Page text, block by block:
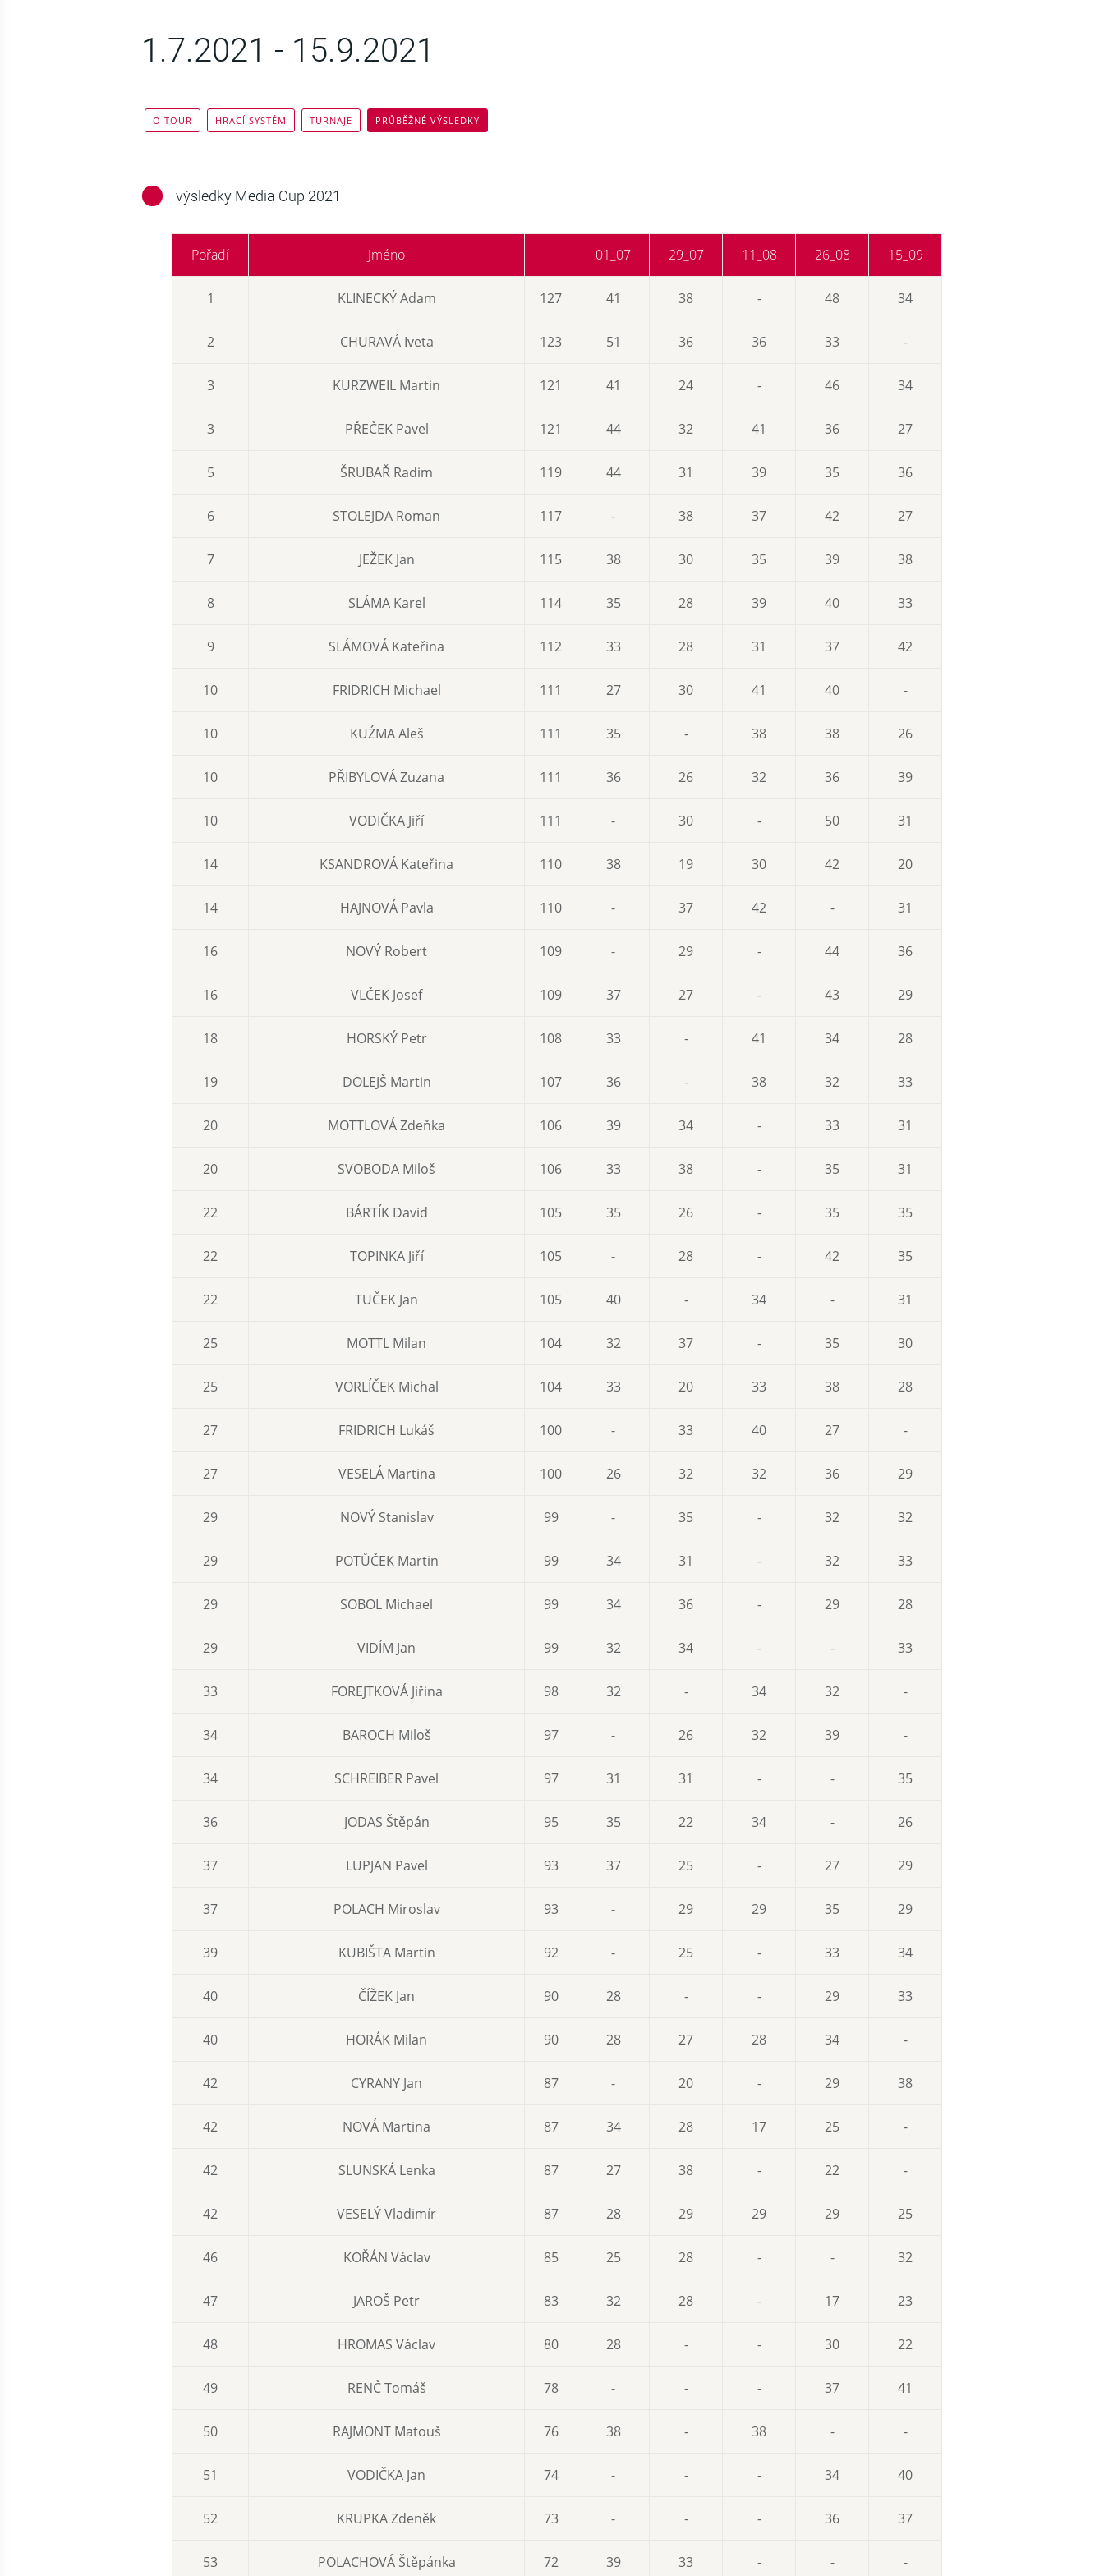
1.7.2021 - 15.9.2021
O TOUR HRACÍ SYSTÉM TURNAJE PRŮBĚŽNÉ VÝSLEDKY
výsledky Media Cup 2021
Pořadí Jméno 01_07 29_07 11_08 26_08 15_09
1 KLINECKÝ Adam 127 41 38 - 48 34
2 CHURAVÁ Iveta 123 51 36 36 33 -
3 KURZWEIL Martin 121 41 24 - 46 34
3 PŘEČEK Pavel 121 44 32 41 36 27
5 ŠRUBAŘ Radim 119 44 31 39 35 36
6 STOLEJDA Roman 117 - 38 37 42 27
7 JEŽEK Jan 115 38 30 35 39 38
8 SLÁMA Karel 114 35 28 39 40 33
9 SLÁMOVÁ Kateřina 112 33 28 31 37 42
10 FRIDRICH Michael 111 27 30 41 40 -
10 KUŹMA Aleš 111 35 - 38 38 26
10 PŘIBYLOVÁ Zuzana 111 36 26 32 36 39
10 VODIČKA Jiří 111 - 30 - 50 31
14 KSANDROVÁ Kateřina 110 38 19 30 42 20
14 HAJNOVÁ Pavla 110 - 37 42 - 31
16 NOVÝ Robert 109 - 29 - 44 36
16 VLČEK Josef 109 37 27 - 43 29
18 HORSKÝ Petr 108 33 - 41 34 28
19 DOLEJŠ Martin 107 36 - 38 32 33
20 MOTTLOVÁ Zdeňka 106 39 34 - 33 31
20 SVOBODA Miloš 106 33 38 - 35 31
22 BÁRTÍK David 105 35 26 - 35 35
22 TOPINKA Jiří 105 - 28 - 42 35
22 TUČEK Jan 105 40 - 34 - 31
25 MOTTL Milan 104 32 37 - 35 30
25 VORLÍČEK Michal 104 33 20 33 38 28
27 FRIDRICH Lukáš 100 - 33 40 27 -
27 VESELÁ Martina 100 26 32 32 36 29
29 NOVÝ Stanislav 99 - 35 - 32 32
29 POTŮČEK Martin 99 34 31 - 32 33
29 SOBOL Michael 99 34 36 - 29 28
29 VIDÍM Jan 99 32 34 - - 33
33 FOREJTKOVÁ Jiřina 98 32 - 34 32 -
34 BAROCH Miloš 97 - 26 32 39 -
34 SCHREIBER Pavel 97 31 31 - - 35
36 JODAS Štěpán 95 35 22 34 - 26
37 LUPJAN Pavel 93 37 25 - 27 29
37 POLACH Miroslav 93 - 29 29 35 29
39 KUBIŠTA Martin 92 - 25 - 33 34
40 ČÍŽEK Jan 90 28 - - 29 33
40 HORÁK Milan 90 28 27 28 34 -
42 CYRANY Jan 87 - 20 - 29 38
42 NOVÁ Martina 87 34 28 17 25 -
42 SLUNSKÁ Lenka 87 27 38 - 22 -
42 VESELÝ Vladimír 87 28 29 29 29 25
46 KOŘÁN Václav 85 25 28 - - 32
47 JAROŠ Petr 83 32 28 - 17 23
48 HROMAS Václav 80 28 - - 30 22
49 RENČ Tomáš 78 - - - 37 41
50 RAJMONT Matouš 76 38 - 38 - -
51 VODIČKA Jan 74 - - - 34 40
52 KRUPKA Zdeněk 73 - - - 36 37
53 POLACHOVÁ Štěpánka 72 39 33 - - -